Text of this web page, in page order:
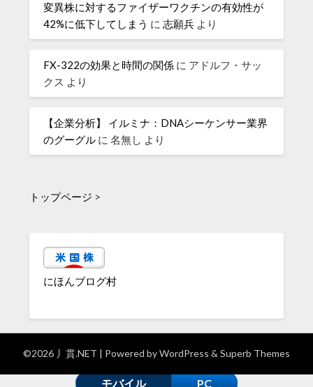
変異株に対するファイザーワクチンの有効性が
42%に低下してしまう に志願兵 より
FX-322の効果と時間の関係 に アドルフ・サッ
クス より
【企業分析】 イルミナ：DNAシーケンサー業界
のグーグル に名無し より
トップページ >
にほんブログ村
©2026 丿貫.NET | Powered byWordPress & Superb Themes
モバイル PC